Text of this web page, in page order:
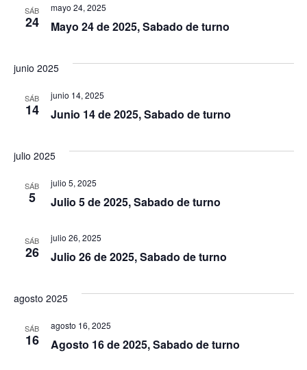
SÁB
24 Mayo 24 de 2025, Sabado de turno
mayo 24, 2025
junio 2025
SÁB
14 Junio 14 de 2025, Sabado de turno
junio 14, 2025
julio 2025
SÁB
5 Julio 5 de 2025, Sabado de turno
julio 5, 2025
SÁB
26 Julio 26 de 2025, Sabado de turno
julio 26, 2025
agosto 2025
SÁB
16 Agosto 16 de 2025, Sabado de turno
agosto 16, 2025